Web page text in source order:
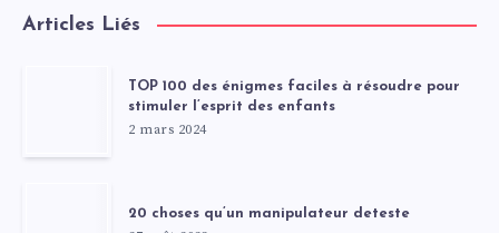
Articles Liés
TOP 100 des énigmes faciles à résoudre pour
stimuler l’esprit des enfants
2 mars 2024
20 choses qu’un manipulateur deteste